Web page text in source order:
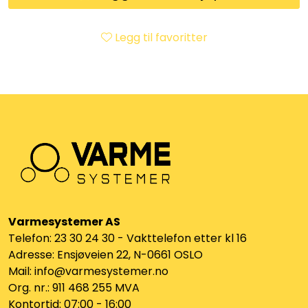
Legg til favoritter
Varmesystemer AS
Telefon: 23 30 24 30 - Vakttelefon etter kl 16
Adresse: Ensjøveien 22, N-0661 OSLO
Mail: info@varmesystemer.no
Org. nr.: 911 468 255 MVA
Kontortid: 07:00 - 16:00
Klemringskoblinger
Planfront radiatorer
Watersafe
Elektrokjeler